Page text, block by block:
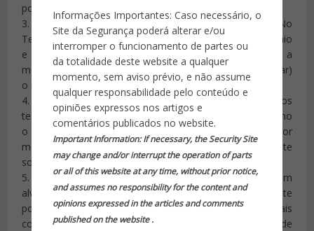
Informações Importantes: Caso necessário, o
Site da Segurança poderá alterar e/ou
interromper o funcionamento de partes ou
da totalidade deste website a qualquer
momento, sem aviso prévio, e não assume
qualquer responsabilidade pelo conteúdo e
opiniões expressos nos artigos e
comentários publicados no website.
Important Information: If necessary, the Security Site
may change and/or interrupt the operation of parts
or all of this website at any time, without prior notice,
and assumes no responsibility for the content and
opinions expressed in the articles and comments
published on the website .
possam ser.
3. Como diferenciar terrorismo de crime comum? No
Terrorismo, sequestros, assassinatos, dano ao patrimônio
e desmoralizações são empregados segundo a
metodologia de “agir contra um e intimidar (ou aterrorizar)
o maior número possível de pessoas”.
4. Como agem os terroristas? A maneira de agir dos
terroristas por vezes é copiada por outros agentes, como
o crime organizado, indivíduos desequilibrados e até por
movimentos reivindicatórios de caráter declaradamente
social.
5. Quais são os alvos mais visados? Terroristas procuram
alvos de grande visibilidade, que eles preferencialmente
possam atacar sem serem previamente detectados, tais
como aeroportos, estações rodoviárias, ferroviárias, de